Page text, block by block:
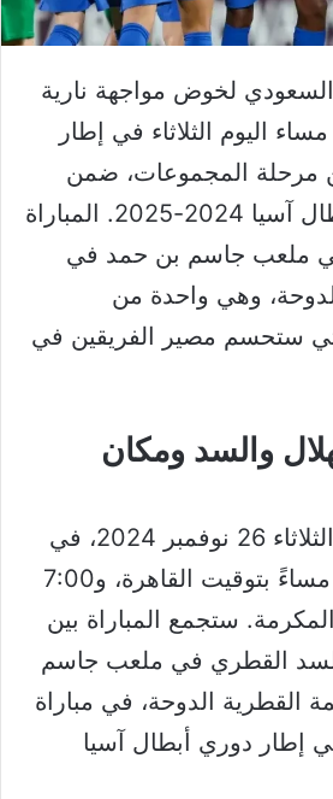
السعودي لخوض مواجهة نارية
اليوم الثلاثاء في إطار
مرحلة المجموعات، ضمن
منافسات دوري أبطال آسيا 2024-2025. المباراة
ملعب جاسم بن حمد في
وهي واحدة من
ستحسم مصير الفريقين في
والسد ومكان
تقام المباراة اليوم الثلاثاء 26 نوفمبر 2024، في
تمام الساعة 6:00 مساءً بتوقيت القاهرة، و7:00
ستجمع المباراة بين
القطري في ملعب جاسم
القطرية الدوحة، في مباراة
إطار دوري أبطال آسيا